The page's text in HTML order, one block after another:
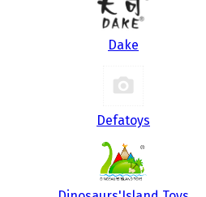
Dake
Defatoys